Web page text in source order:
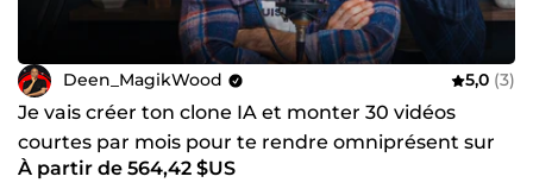
Deen_MagikWood 5,0 (3)
Je vais créer ton clone IA et monter 30 vidéos
courtes par mois pour te rendre omniprésent sur
les réseaux
À partir de 564,42 $US